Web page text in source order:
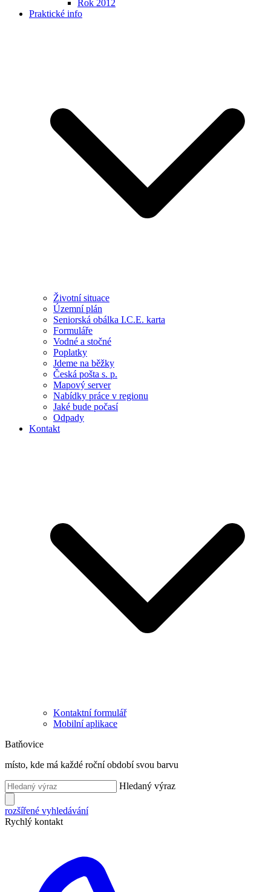
Rok 2012
Praktické info
Životní situace
Územní plán
Seniorská obálka I.C.E. karta
Formuláře
Vodné a stočné
Poplatky
Jdeme na běžky
Česká pošta s. p.
Mapový server
Nabídky práce v regionu
Jaké bude počasí
Odpady
Kontakt
Kontaktní formulář
Mobilní aplikace
Batňovice
místo, kde má každé roční období svou barvu
Hledaný výraz
rozšířené vyhledávání
Rychlý kontakt